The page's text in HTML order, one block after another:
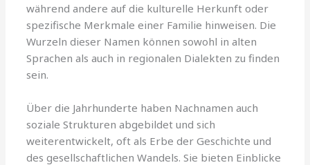
während andere auf die kulturelle Herkunft oder
spezifische Merkmale einer Familie hinweisen. Die
Wurzeln dieser Namen können sowohl in alten
Sprachen als auch in regionalen Dialekten zu finden
sein.
Über die Jahrhunderte haben Nachnamen auch
soziale Strukturen abgebildet und sich
weiterentwickelt, oft als Erbe der Geschichte und
des gesellschaftlichen Wandels. Sie bieten Einblicke